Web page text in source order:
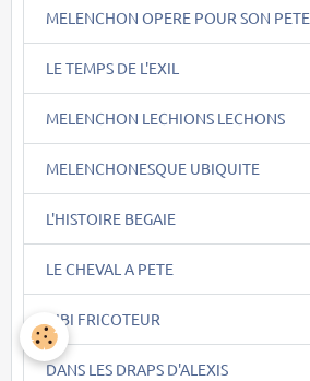
MELENCHON OPERE POUR SON PETE
LE TEMPS DE L'EXIL
MELENCHON LECHIONS LECHONS
MELENCHONESQUE UBIQUITE
L'HISTOIRE BEGAIE
LE CHEVAL A PETE
BIBI FRICOTEUR
DANS LES DRAPS D'ALEXIS